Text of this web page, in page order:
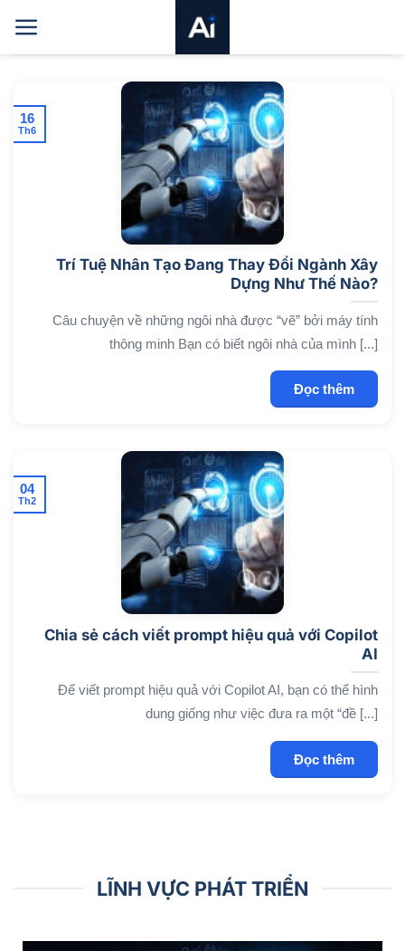
qua
nội
Trí Tuệ Nhân Tạo Đang Thay Đổi Ngành Xây
Dựng Như Thế Nào?
Câu chuyện về những ngôi nhà được “vẽ” bởi máy tính
thông minh Bạn có biết ngôi nhà của mình [...]
Đọc thêm
16
Th6
Chia sẻ cách viết prompt hiệu quả với Copilot
AI
Để viết prompt hiệu quả với Copilot AI, bạn có thể hình
dung giống như việc đưa ra một “đề [...]
Đọc thêm
04
Th2
LĨNH VỰC PHÁT TRIỂN